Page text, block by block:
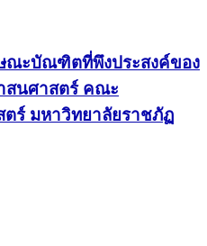
ะบัณฑิตที่พึงประสงค์ของ
สนศาสตร์ คณะ
ร์ มหาวิทยาลัยราชภัฏ